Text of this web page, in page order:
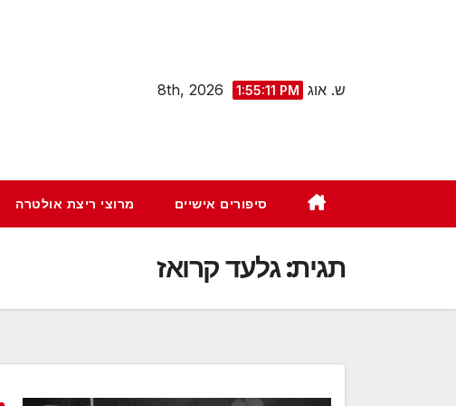
ש. אוג 8th, 2026 1:55:12 PM
סיפורים אישיים מרוצי ריצת אולטרה
תגית:גלעד קרואז